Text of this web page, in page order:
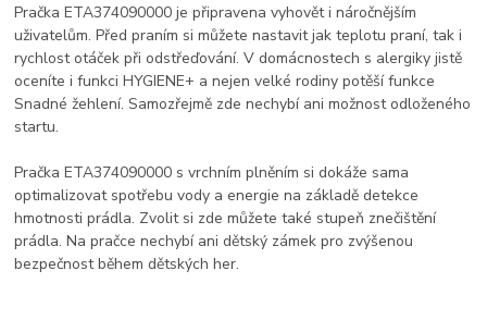
Pračka ETA374090000 je připravena vyhovět i náročnějším
uživatelům. Před praním si můžete nastavit jak teplotu praní, tak i
rychlost otáček při odstřeďování. V domácnostech s alergiky jistě
oceníte i funkci HYGIENE+ a nejen velké rodiny potěší funkce
Snadné žehlení. Samozřejmě zde nechybí ani možnost odloženého
startu.
Pračka ETA374090000 s vrchním plněním si dokáže sama
optimalizovat spotřebu vody a energie na základě detekce
hmotnosti prádla. Zvolit si zde můžete také stupeň znečištění
prádla. Na pračce nechybí ani dětský zámek pro zvýšenou
bezpečnost během dětských her.